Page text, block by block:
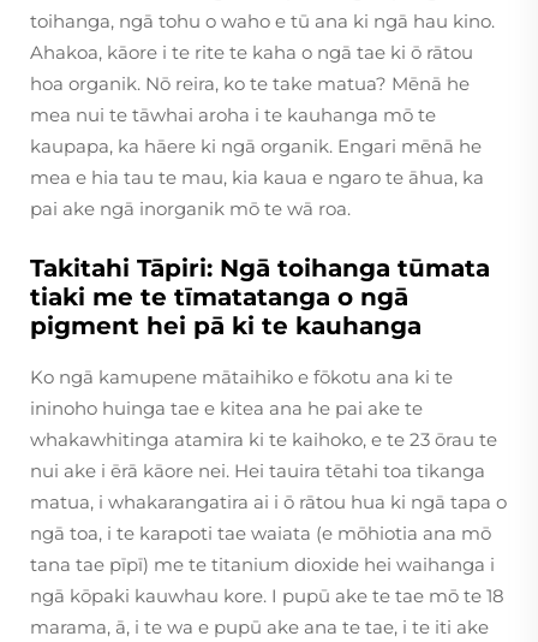
toihanga, ngā tohu o waho e tū ana ki ngā hau kino.
Ahakoa, kāore i te rite te kaha o ngā tae ki ō rātou
hoa organik. Nō reira, ko te take matua? Mēnā he
mea nui te tāwhai aroha i te kauhanga mō te
kaupapa, ka hāere ki ngā organik. Engari mēnā he
mea e hia tau te mau, kia kaua e ngaro te āhua, ka
pai ake ngā inorganik mō te wā roa.
Takitahi Tāpiri: Ngā toihanga tūmata
tiaki me te tīmatatanga o ngā
pigment hei pā ki te kauhanga
Ko ngā kamupene mātaihiko e fōkotu ana ki te
ininoho huinga tae e kitea ana he pai ake te
whakawhitinga atamira ki te kaihoko, e te 23 ōrau te
nui ake i ērā kāore nei. Hei tauira tētahi toa tikanga
matua, i whakarangatira ai i ō rātou hua ki ngā tapa o
ngā toa, i te karapoti tae waiata (e mōhiotia ana mō
tana tae pīpī) me te titanium dioxide hei waihanga i
ngā kōpaki kauwhau kore. I pupū ake te tae mō te 18
marama, ā, i te wa e pupū ake ana te tae, i te iti ake